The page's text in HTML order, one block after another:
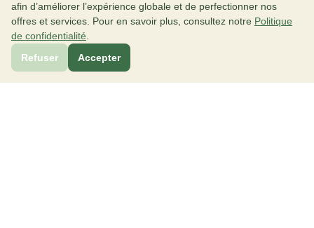
afin d’améliorer l’expérience globale et de perfectionner nos
offres et services. Pour en savoir plus, consultez notre Politique
de confidentialité
Refuser
Accepter